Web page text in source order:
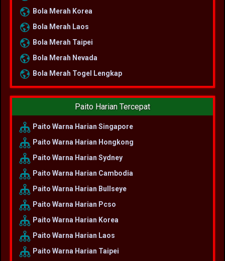
Bola Merah Korea
Bola Merah Laos
Bola Merah Taipei
Bola Merah Nevada
Bola Merah Togel Lengkap
Paito Harian Tercepat
Paito Warna Harian Singapore
Paito Warna Harian Hongkong
Paito Warna Harian Sydney
Paito Warna Harian Cambodia
Paito Warna Harian Bullseye
Paito Warna Harian Pcso
Paito Warna Harian Korea
Paito Warna Harian Laos
Paito Warna Harian Taipei